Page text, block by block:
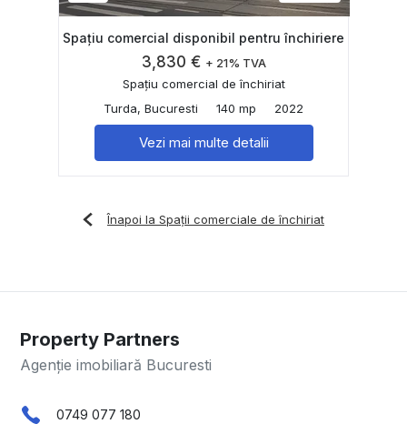
Spațiu comercial disponibil pentru închiriere
3,830 € + 21% TVA
Spațiu comercial de închiriat
Turda, Bucuresti
140 mp 2022
Vezi mai multe detalii
Înapoi la Spații comerciale de închiriat
Property Partners
Agenție imobiliară Bucuresti
0749 077 180